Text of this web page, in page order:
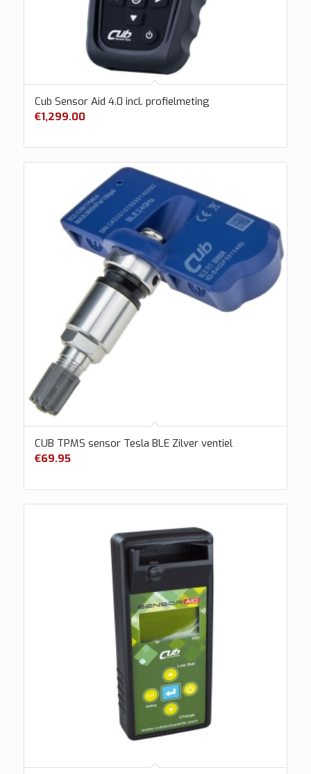
Cub Sensor Aid 4.0 incl. profielmeting
€1,299.00
CUB TPMS sensor Tesla BLE Zilver ventiel
€69.95